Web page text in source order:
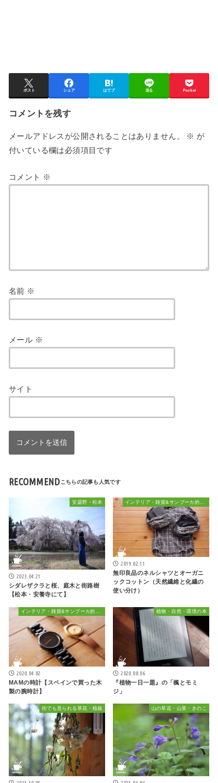
ポスト シェア はてブ 送る Pocket
コメントを残す
メールアドレスが公開されることはありません。 ※ が
付いている欄は必須項目です
コメント ※
名前 ※
メール ※
サイト
RECOMMEND
安曇野・松本
2023.04.21
シダレザクラと桜、庭木と街路樹
【松本・安養寺にて】
2019.02.11
無印良品のネルシャツとオーガニ
ックコットン（天然繊維と化繊の
使い分け）
インテリア・雑貨&サンブーカ的おしゃれ
2020.04.02
MAMの時計【スペインで買った木
製の腕時計】
植物・自然・環境の本
2020.08.06
『植物一日一題』の「楓とモミ
ジ」
街でも見られる草花・植栽 山の草花・山菜・きのこ